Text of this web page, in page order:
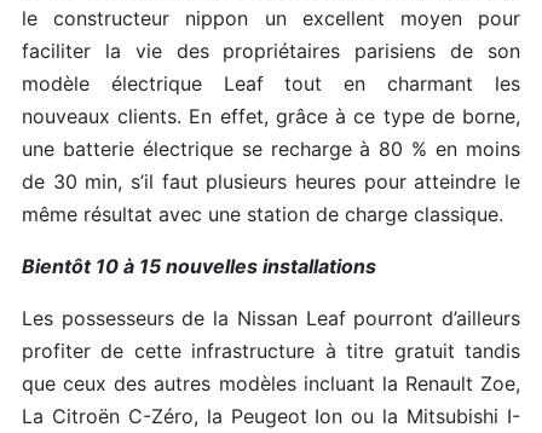
le constructeur nippon un excellent moyen pour
faciliter la vie des propriétaires parisiens de son
modèle électrique Leaf tout en charmant les
nouveaux clients. En effet, grâce à ce type de borne,
une batterie électrique se recharge à 80 % en moins
de 30 min, s’il faut plusieurs heures pour atteindre le
même résultat avec une station de charge classique.
Bientôt 10 à 15 nouvelles installations
Les possesseurs de la Nissan Leaf pourront d’ailleurs
profiter de cette infrastructure à titre gratuit tandis
que ceux des autres modèles incluant la Renault Zoe,
La Citroën C-Zéro, la Peugeot Ion ou la Mitsubishi I-